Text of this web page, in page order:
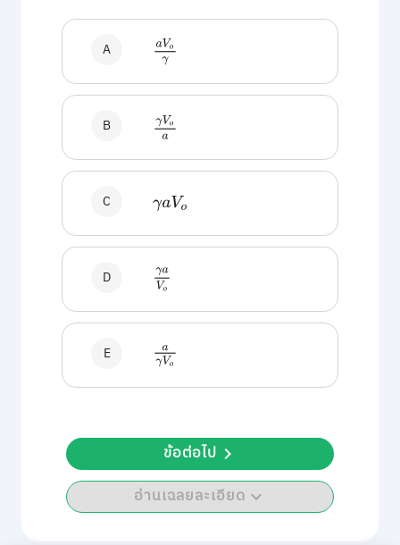
A aVo
B γVoa
C γaVo
D γaV
E aγVo
อ่านเฉลยละเอียด
ข้อต่อไป